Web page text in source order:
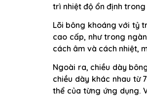
trì nhiệt độ ổn định
Lõi bông khoáng với tỷ
cao cấp, như trong
cách âm và cách nhiệt,
Ngoài ra, chiều dày
chiều dày khác nhau từ
thể của từng ứng dụng.